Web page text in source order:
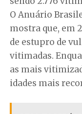
O Anuário
mostra que, em
de estupro de
vitimadas.
as mais
idades mais